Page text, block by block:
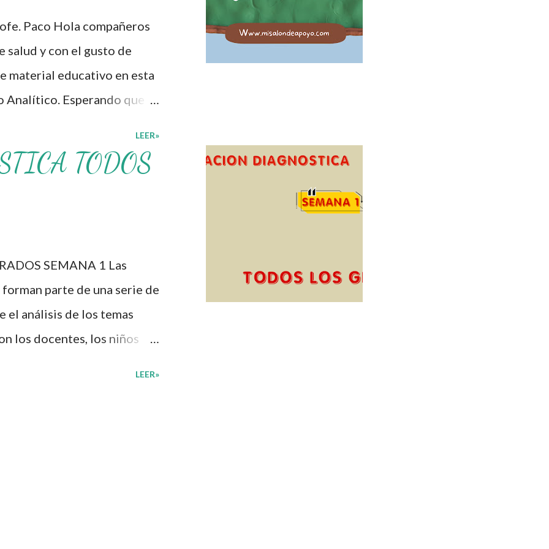
3. Levanto la mano
la basura en su
Paco Hola compañeros
salud y con el gusto de
material educativo en esta
Analítico. Esperando que
los niveles de logro
también
que hacen que
Analítico
LEER»
TODOS
SEMANA 1 Las
parte de una serie de
el análisis de los temas
los docentes, los niños
LEER»